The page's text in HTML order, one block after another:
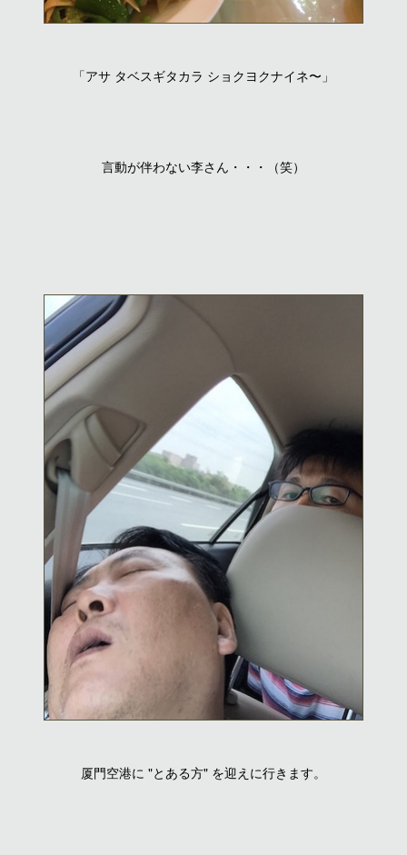
「アサ タベスギタカラ ショクヨクナイネ〜」
言動が伴わない李さん・・・（笑）
厦門空港に "とある方" を迎えに行きます。